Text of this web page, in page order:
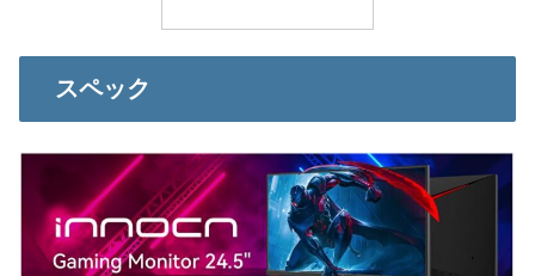
スペック